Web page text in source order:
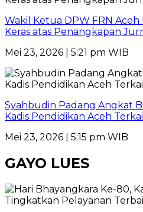
Wakil Ketua DPW FRN Aceh
Keras atas Penangkapan
Mei 23, 2026 | 5:21 pm WIB
Syahbudin Padang Angkat
Kadis Pendidikan Aceh
Mei 23, 2026 | 5:15 pm WIB
GAYO LUES